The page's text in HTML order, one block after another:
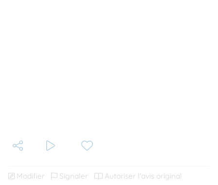
Modifier Signaler Autoriser l'avis original